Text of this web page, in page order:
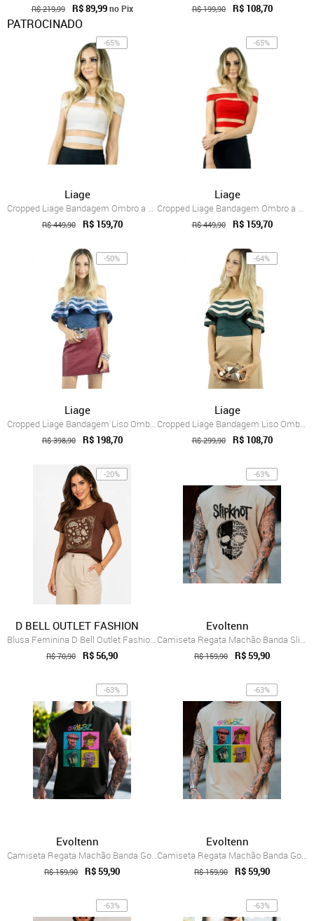
R$ 219,99 R$ 89,99 no Pix
PATROCINADO
R$ 199,90 R$ 108,70
-65%
Liage
Cropped Liage Bandagem Ombro a Ombro Beg...
R$ 449,90 R$ 159,70
-65%
Liage
Cropped Liage Bandagem Ombro a Ombro Vermelho
R$ 449,90 R$ 159,70
-50%
Liage
Cropped Liage Bandagem Liso Ombro a Ombr...
R$ 398,90 R$ 198,70
-64%
Liage
Cropped Liage Bandagem Liso Ombro a Ombr...
R$ 299,90 R$ 108,70
-20%
D BELL OUTLET FASHION
Blusa Feminina D Bell Outlet Fashion Ban...
R$ 70,90 R$ 56,90
-63%
Evoltenn
Camiseta Regata Machão Banda Slipknot Ca...
R$ 159,90 R$ 59,90
-63%
Evoltenn
Camiseta Regata Machão Banda Gorillaz Ca...
R$ 159,90 R$ 59,90
-63%
Evoltenn
Camiseta Regata Machão Banda Gorillaz Ca...
R$ 159,90 R$ 59,90
-63% -63%